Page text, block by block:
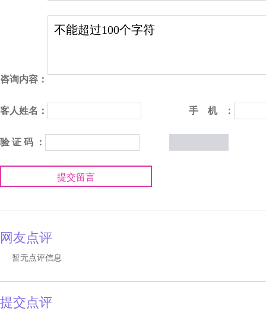
咨询内容：
客人姓名： 手 机 ：
验 证 码 ：
提交留言
网友点评
暂无点评信息
提交点评